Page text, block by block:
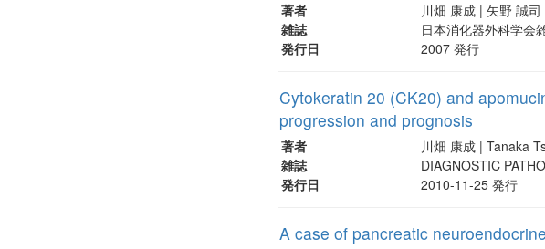
著者
川畑 康成 | 矢野 誠
雑誌
日本消化器外科学会
発行日
2007 発行
Cytokeratin 20 (CK20) and
progression and prognosis
著者
川畑 康成 | Tanaka
雑誌
DIAGNOSTIC
発行日
2010-11-25 発行
A case of pancreatic